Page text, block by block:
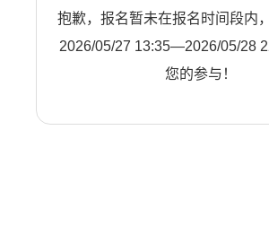
抱歉，报名暂未在报名时间段内
2026/05/27 13:35—2026/05/28
您的参与！